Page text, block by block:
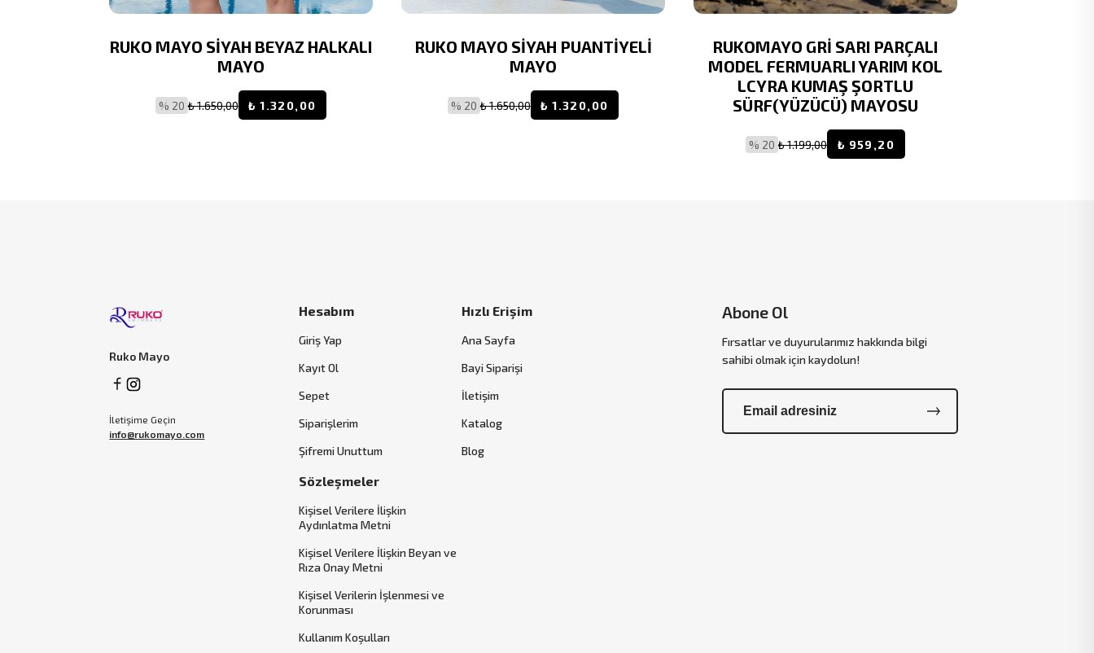
RUKO MAYO SİYAH BEYAZ HALKALI
MAYO
% 20 ₺ 1.650,00 ₺ 1.320,00
RUKO MAYO SİYAH PUANTİYELİ
MAYO
% 20 ₺ 1.650,00 ₺ 1.320,00
RUKOMAYO GRİ SARI PARÇALI
MODEL FERMUARLI YARIM KOL
LCYRA KUMAŞ ŞORTLU
SÜRF(YÜZÜCÜ) MAYOSU
% 20 ₺ 1.199,00 ₺ 959,20
Ruko Mayo
İletişime Geçin
info@rukomayo.com
Hesabım
Giriş Yap
Kayıt Ol
Sepet
Siparişlerim
Şifremi Unuttum
Hızlı Erişim
Ana Sayfa
Bayi Siparişi
İletişim
Katalog
Blog
Sözleşmeler
Kişisel Verilere İlişkin
Aydınlatma Metni
Kişisel Verilere İlişkin Beyan ve
Rıza Onay Metni
Kişisel Verilerin İşlenmesi ve
Korunması
Kullanım Koşulları
Abone Ol
Fırsatlar ve duyurularımız hakkında bilgi
sahibi olmak için kaydolun!